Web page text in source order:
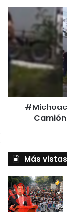
Y
Artesanía
#Michoacán
Por
Chocar
Contra
Autos:
Impacta
Camellón
Más